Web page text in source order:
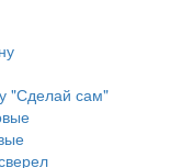
"Сделай сам"